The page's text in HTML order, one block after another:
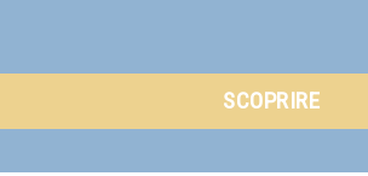
SCOPRIRE